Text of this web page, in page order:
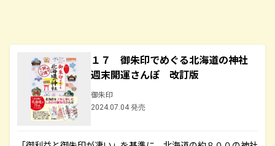
１７ 御朱印でめぐる北海道の神社
週末開運さんぽ 改訂版
御朱印
2024.07.04 発売